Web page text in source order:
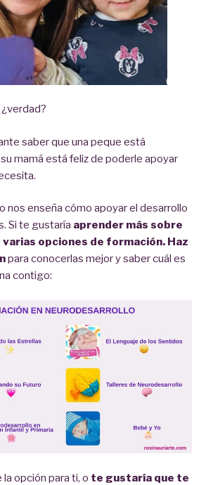
saber que una peque está
mamá está feliz de poderle apoyar
nos enseña cómo apoyar el desarrollo
Si te gustaría aprender más sobre
varias opciones de formación. Haz
para conocerlas mejor y saber cuál es
contigo:
opción para ti, o te gustaría que te